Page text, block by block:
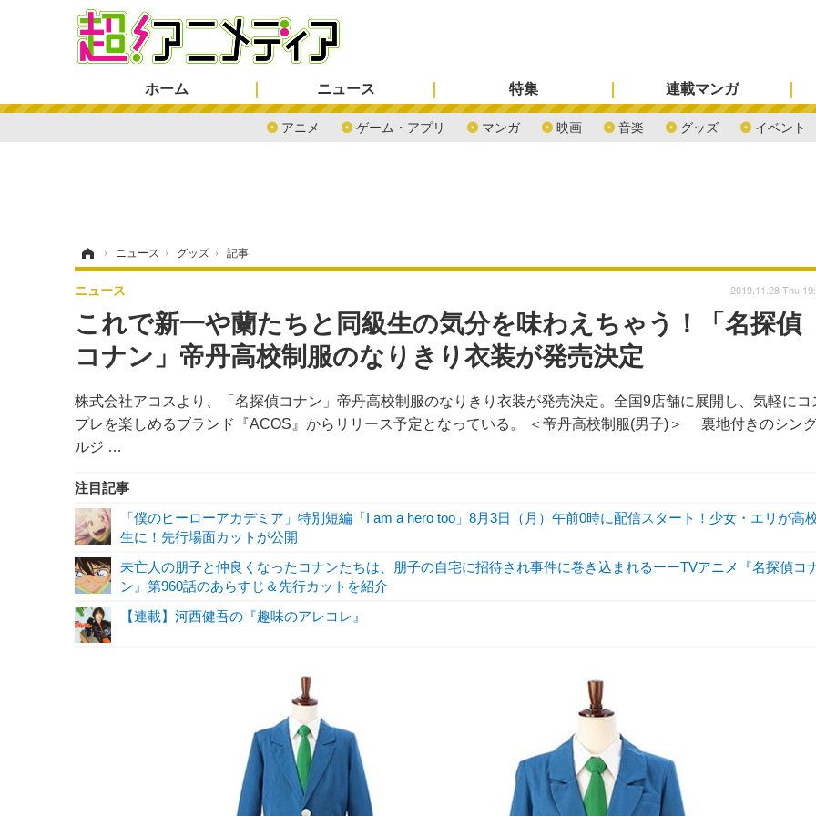
ホーム ニュース
アニメ ゲーム・アプリ マンガ 映画 音楽 グッズ イベント
特集 連載マンガ
› ニュース › グッズ › 記事
これで新一や蘭たちと同級生の気分を味わえちゃう！「名探偵
コナン」帝丹高校制服のなりきり衣装が発売決定
株式会社アコスより、「名探偵コナン」帝丹高校制服のなりきり衣装が発売決定。全国9店舗に展開し、気軽にコ
プレを楽しめるブランド『ACOS』からリリース予定となっている。 ＜帝丹高校制服(男子)＞ 裏地付きのシン
ルジ …
ニュース 2019.11.28 Thu
注目記事
「僕のヒーローアカデミア」特別短編「I am a hero too」8月3日（月）午前0時に配信スタート！少女・エリが高
生に！先行場面カットが公開
未亡人の朋子と仲良くなったコナンたちは、朋子の自宅に招待され事件に巻き込まれるーーTVアニメ『名探偵コ
ン』第960話のあらすじ＆先行カットを紹介
【連載】河西健吾の『趣味のアレコレ』